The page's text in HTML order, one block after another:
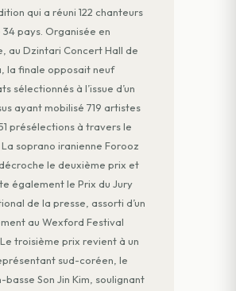
qui a réuni 122 chanteurs
34 pays. Organisée en
au Dzintari Concert Hall de
la finale opposait neuf
sélectionnés à l’issue d’un
ayant mobilisé 719 artistes
présélections à travers le
soprano iranienne Forooz
le deuxième prix et
également le Prix du Jury
de la presse, assorti d’un
au Wexford Festival
troisième prix revient à un
sud-coréen, le
Son Jin Kim, soulignant